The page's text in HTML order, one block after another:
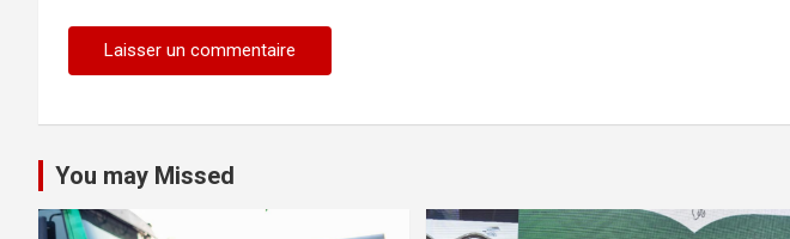
You may Missed